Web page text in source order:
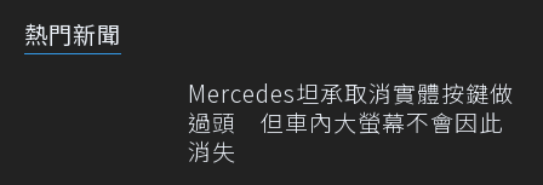
熱門新聞
Mercedes坦承取消實體按鍵做
過頭 但車內大螢幕不會因此
消失